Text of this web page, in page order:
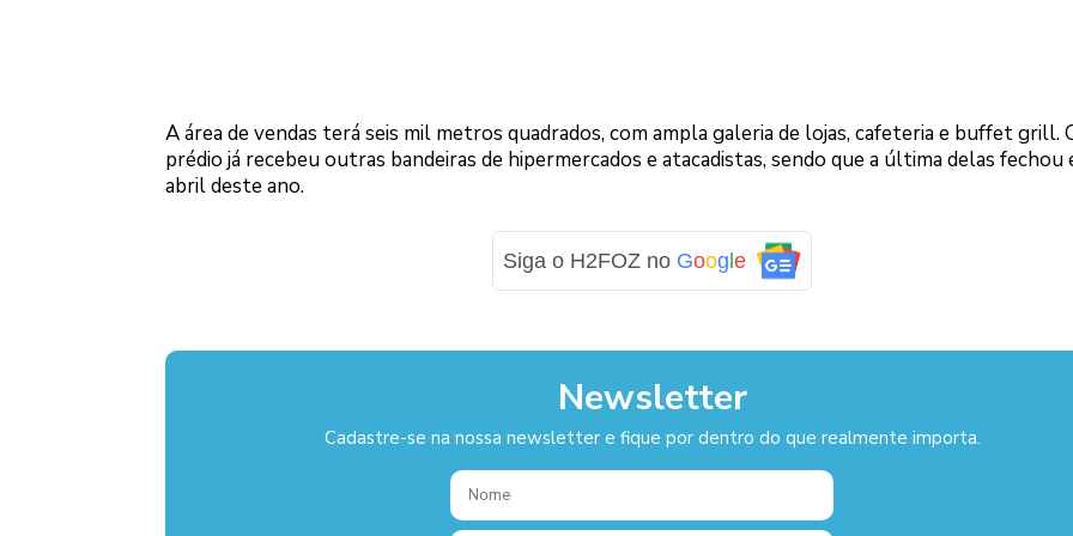
A área de vendas terá seis mil metros quadrados, com ampla galeria de lojas, cafeteria e buffet grill.
prédio já recebeu outras bandeiras de hipermercados e atacadistas, sendo que a última delas fechou
abril deste ano.
Siga o H2FOZ no Google
Newsletter
Cadastre-se na nossa newsletter e fique por dentro do que realmente importa.